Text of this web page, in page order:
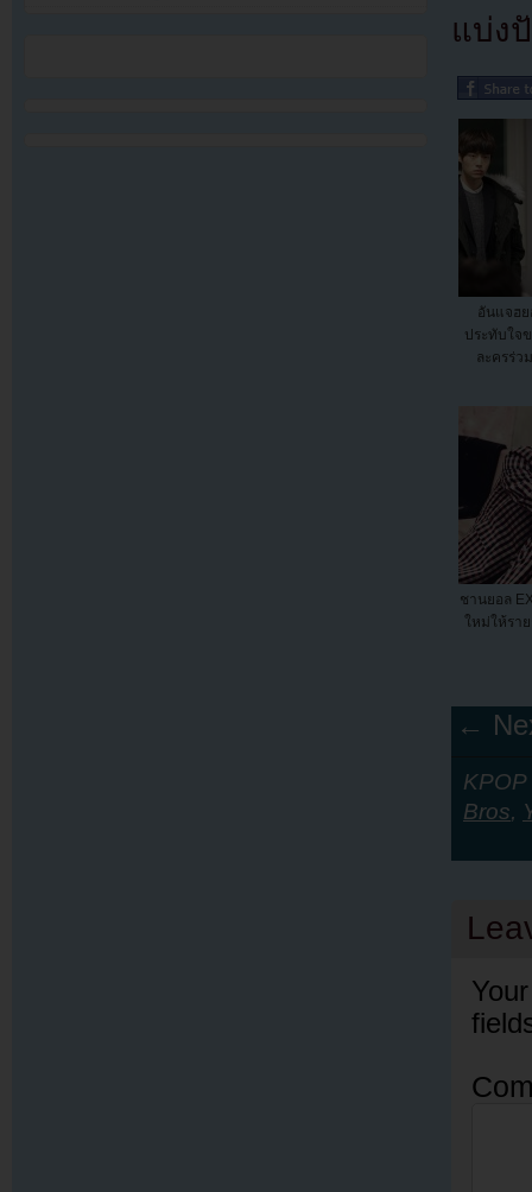
แบ่ง
อันแจฮ
ประทับใจ
ละครร่ว
ชานยอล
ใหม่ให้รา
←
Bros,